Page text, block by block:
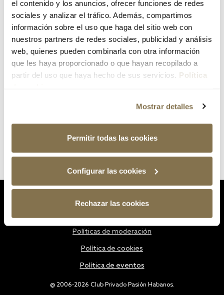
el contenido y los anuncios, ofrecer funciones de redes
sociales y analizar el tráfico. Además, compartimos
información sobre el uso que haga del sitio web con
nuestros partners de redes sociales, publicidad y análisis
web, quienes pueden combinarla con otra información
que les haya proporcionado o que hayan recopilado a
partir del uso que haya hecho de sus servicios. Política
Mostrar detalles
Permitir todas las cookies
Configurar las cookies
Rechazar las cookies
¿Has olvidado tu contraseña?
@ 2006-2026 Club Privado Pasión Habanos.
Políticas de moderación
Política de cookies
Política de eventos